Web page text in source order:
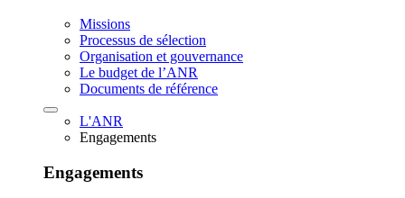
Missions
Processus de sélection
Organisation et gouvernance
Le budget de l’ANR
Documents de référence
L'ANR
Engagements
Engagements